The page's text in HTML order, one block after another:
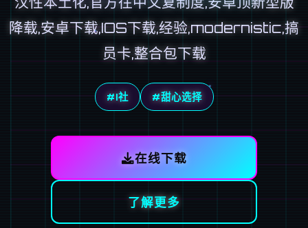
降载,安卓下载,IOS下载,经验,modernistic,搞
员卡,整合包下载
#I社 #甜心选择
在线下载
了解更多